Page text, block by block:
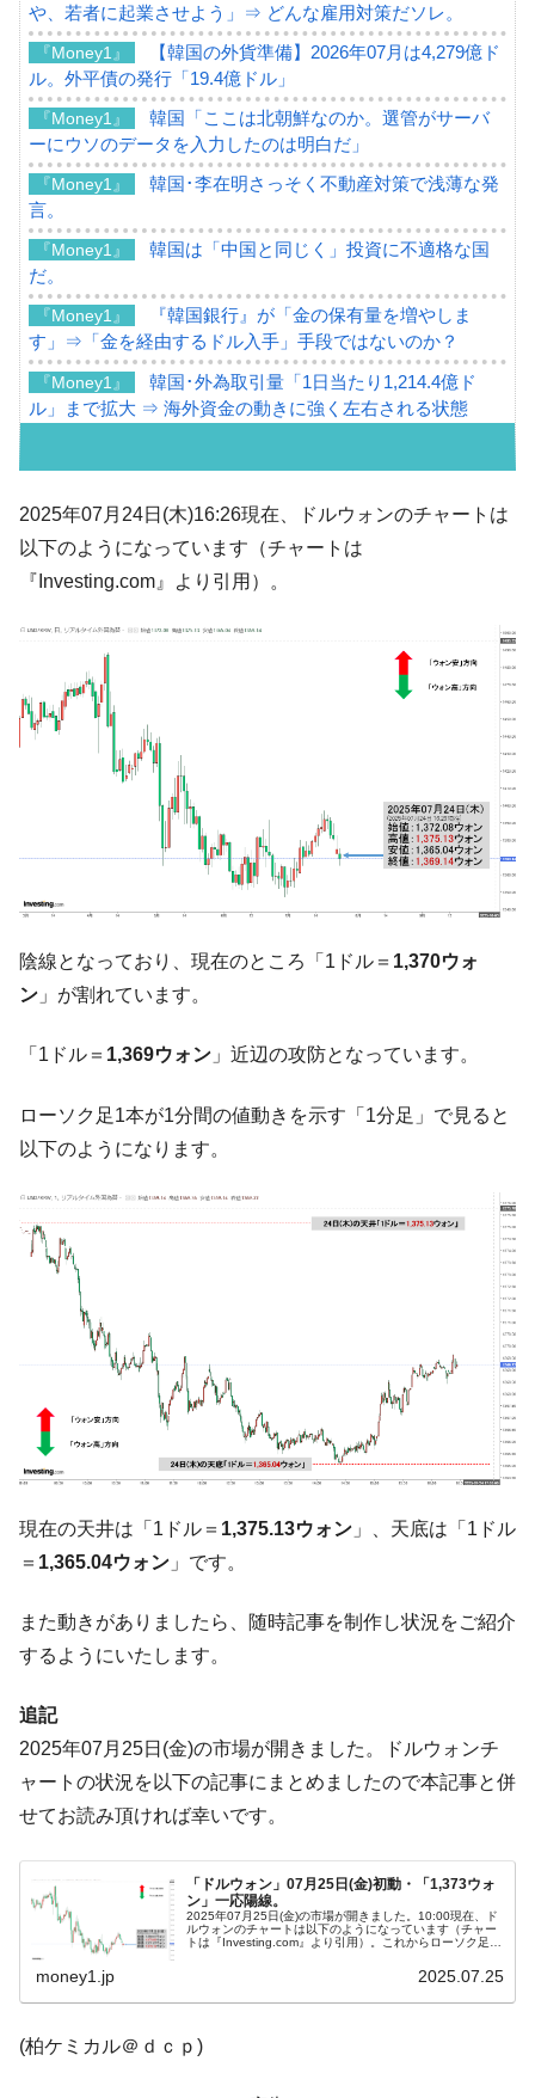
や、若者に起業させよう」⇒ どんな雇用対策だソレ。
『Money1』
【韓国の外貨準備】2026年07月は4,279億ド
ル。外平債の発行「19.4億ドル」
『Money1』
韓国「ここは北朝鮮なのか。選管がサーバ
ーにウソのデータを入力したのは明白だ」
『Money1』
韓国･李在明さっそく不動産対策で浅薄な発
言。
『Money1』
韓国は「中国と同じく」投資に不適格な国
だ。
『Money1』
『韓国銀行』が「金の保有量を増やしま
す」⇒「金を経由するドル入手」手段ではないのか？
『Money1』
韓国･外為取引量「1日当たり1,214.4億ド
ル」まで拡大 ⇒ 海外資金の動きに強く左右される状態
い「50.5％」に上昇
『Money1』
韓国大統領府ボンクラ政策室長が告発され
た ⇒ 国家が行った恐るべき株価操作であり、空前の国政壟
動」
『Money1』
中国だけが鉄鋼輸出を異常増加させる ⇒ 中
国の過剰生産が世界を蝕む。
『Money1』
韓国製造業「半導体絶好調」のウラで他業
種は全般的「不調」⇒ PSIが示す現況は決して良くない。
【米韓激突案件】韓国消費者院が『クーパ
ン』1人当たり賠償10万ウォンを認定 ⇒ 総額3兆7,000億
韓国で猛暑。南東部では干ばつ
『Money1』
韓国型イージス搭載の次世代駆逐艦
『Money1』
【対日本円】ウォン安が急進！ 日米の協調
に韓国がいっちょがみしたのでは。
『Money1』
韓国政府『BYD』車への補助金を全廃 ⇒ 実
は韓国で『BYD』車は売れている。6カ月で対前年同期比
く空港に詰めかけ「出て行け！」「極右勢力」のプラカー
『Money1』
韓国政府「2035年までに18.4GW規模のAIデ
ータセンター整備」⇒ だから無理だってば。
『Money1』
ほぼ終わった」
『Money1』
韓国『国民年金公団』株価暴落で200兆蒸
『Money1』
韓国政府「ニセＫ-ブランドを通報しようキ
ャンペーン」⇒ あの名物教授も登場！
『Money1』
韓国「橋が落ちました」⇒ 耐久性「なさす
ぎ」では。
『Money1』
韓国鉄鋼最大手『POSCO』ズブズブ沈む。
『Money1』
米国下院「韓国の公務員個人をターゲット
にぶん殴る法案」提出！⇒ クーパン問題は合衆国企業に対
『Money1』
他人事のような発言。
『Money1』
韓国半導体『SKハイニックス』2026年2Qの
業績「史上最高益」当期純利益は前年同期比13.4倍に。
機 ⇒ 10.7兆では損が出るからできない。
『Money1』
【速報】韓国株式市場の暴落・本日07月29
日(水)もサイドカー・サーキットブレイカーの二段コンボ
発動！
『Money1』
IT産業は人を雇用する効果は低い。全産業の
2025年07月24日(木)16:26現在、ドルウォンのチャートは
以下のようになっています（チャートは
『Investing.com』より引用）。
陰線となっており、現在のところ「1ドル＝ 1,370ウォ
ン 」が割れています。
「1ドル＝ 1,369ウォン 」近辺の攻防となっています。
ローソク足1本が1分間の値動きを示す「1分足」で見ると
以下のようになります。
現在の天井は「1ドル＝ 1,375.13ウォン 」、天底は「1ドル
＝ 1,365.04ウォン 」です。
また動きがありましたら、随時記事を制作し状況をご紹介
するようにいたします。
追記
2025年07月25日(金)の市場が開きました。ドルウォンチ
ャートの状況を以下の記事にまとめましたので本記事と併
せてお読み頂ければ幸いです。
「ドルウォン」07月25日(金)初動・「1,373ウォ
ン」一応陽線。
2025年07月25日(金)の市場が開きました。10:00現在、ド
ルウォンのチャートは以下のようになっています（チャー
トは『Investing.com』より引用）。これからローソク足の
money1.jp 2025.07.25
(柏ケミカル＠ｄｃｐ)